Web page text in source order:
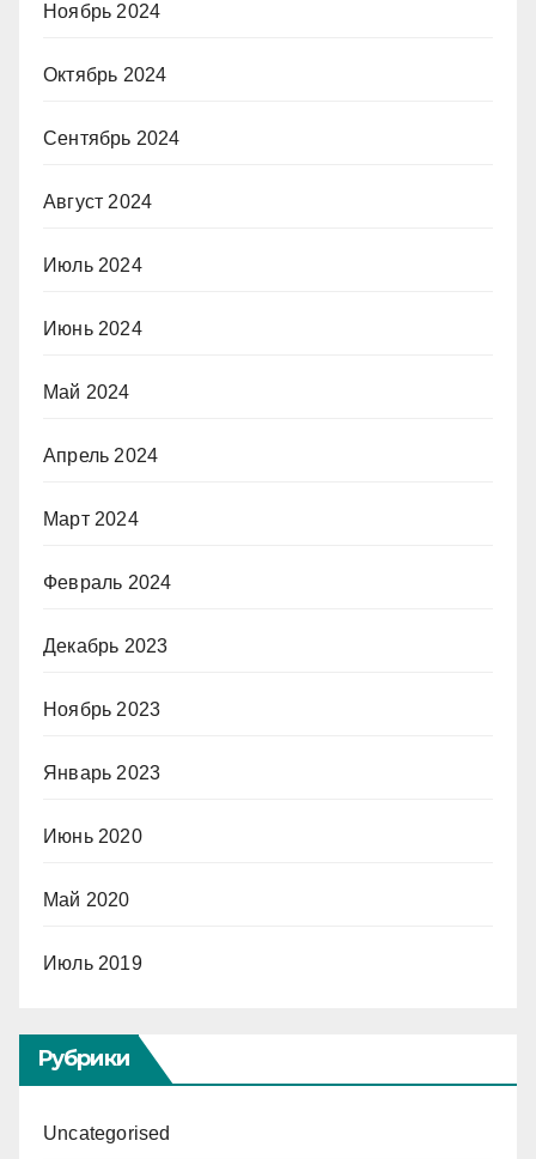
Ноябрь 2024
Октябрь 2024
Сентябрь 2024
Август 2024
Июль 2024
Июнь 2024
Май 2024
Апрель 2024
Март 2024
Февраль 2024
Декабрь 2023
Ноябрь 2023
Январь 2023
Июнь 2020
Май 2020
Июль 2019
Рубрики
Uncategorised